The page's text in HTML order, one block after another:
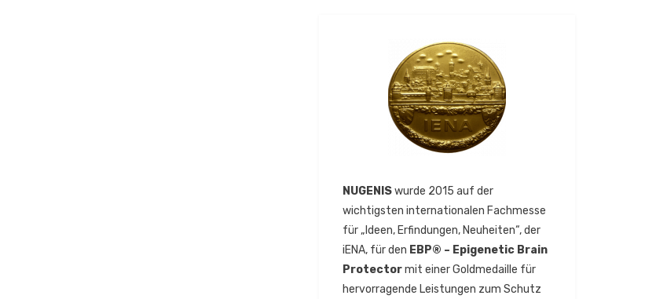
NUGENISwurde 2015 auf der
wichtigsten internationalen Fachmesse
für „Ideen, Erfindungen, Neuheiten“, der
iENA, für den EBP® – Epigenetic Brain
Protectormit einer Goldmedaille für
hervorragende Leistungen zum Schutz